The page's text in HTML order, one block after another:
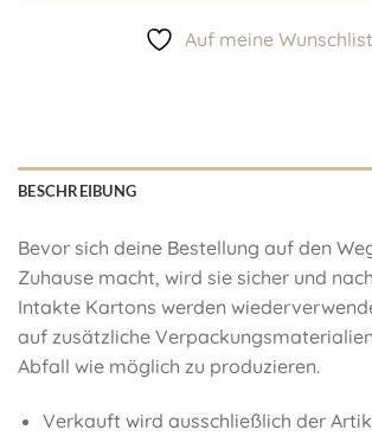
Auf meine
BESCHREIBUNG
Bevor sich deine Bestellung auf den
Zuhause macht, wird sie sicher und
Intakte Kartons werden
auf zusätzliche
Abfall wie möglich zu produzieren.
Verkauft wird ausschließlich der